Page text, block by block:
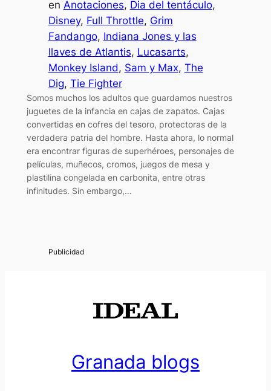
en Anotaciones, Dia del tentáculo
Disney, Full Throttle, Grim
Fandango, Indiana Jones y las
llaves de Atlantis, Lucasarts
Monkey Island, Sam y Max, The
Dig, Tie Fighter
Somos muchos los adultos que guardamos nuestros
juguetes de la infancia en cajas de zapatos. Cajas
convertidas en cofres del tesoro, protectoras de la
verdadera patria del hombre. Hasta ahora, lo normal
era encontrar figuras de superhéroes, personajes de
películas, muñecos, cromos, juegos de mesa y
plastilina congelada en carbonita, entre otras
infinitudes. Sin embargo,…
Granada blogs